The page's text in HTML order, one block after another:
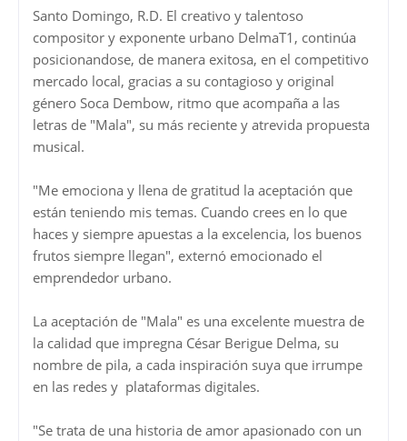
Santo Domingo, R.D. El creativo y talentoso
compositor y exponente urbano DelmaT1, continúa
posicionandose, de manera exitosa, en el competitivo
mercado local, gracias a su contagioso y original
género Soca Dembow, ritmo que acompaña a las
letras de "Mala", su más reciente y atrevida propuesta
musical.
"Me emociona y llena de gratitud la aceptación que
están teniendo mis temas. Cuando crees en lo que
haces y siempre apuestas a la excelencia, los buenos
frutos siempre llegan", externó emocionado el
emprendedor urbano.
La aceptación de "Mala" es una excelente muestra de
la calidad que impregna César Berigue Delma, su
nombre de pila, a cada inspiración suya que irrumpe
en las redes y plataformas digitales.
"Se trata de una historia de amor apasionado con un